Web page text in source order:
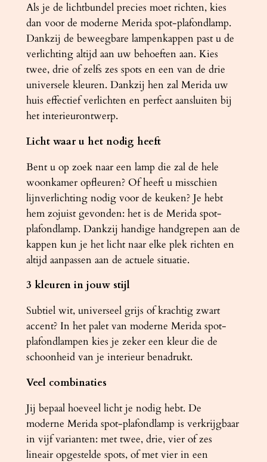
I
D
A
4
L
z
w
a
t
a
a
n
t
a
l
Als je de lichtbundel precies moet richten, kies
dan voor de moderne Merida spot-plafondlamp.
Dankzij de beweegbare lampenkappen past u de
verlichting altijd aan uw behoeften aan. Kies
twee, drie of zelfs zes spots en een van de drie
universele kleuren. Dankzij hen zal Merida uw
huis effectief verlichten en perfect aansluiten bij
het interieurontwerp.
Licht waar u het nodig heeft
Bent u op zoek naar een lamp die zal de hele
woonkamer opfleuren? Of heeft u misschien
lijnverlichting nodig voor de keuken? Je hebt
hem zojuist gevonden: het is de Merida spot-
plafondlamp. Dankzij handige handgrepen aan de
kappen kun je het licht naar elke plek richten en
altijd aanpassen aan de actuele situatie.
3 kleuren in jouw stijl
Subtiel wit, universeel grijs of krachtig zwart
accent? In het palet van moderne Merida spot-
plafondlampen kies je zeker een kleur die de
schoonheid van je interieur benadrukt.
Veel combinaties
Jij bepaal hoeveel licht je nodig hebt. De
moderne Merida spot-plafondlamp is verkrijgbaar
in vijf varianten: met twee, drie, vier of zes
lineair opgestelde spots, of met vier in een